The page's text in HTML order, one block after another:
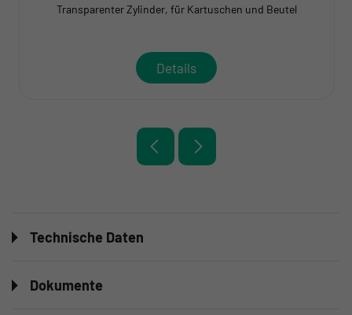
Transparenter Zylinder, für Kartuschen und Beutel
Details
Technische Daten
Dokumente